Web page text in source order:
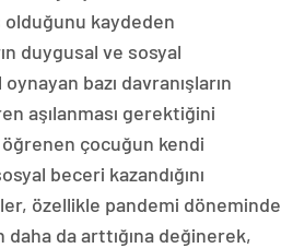
olduğunu kaydeden
duygusal ve sosyal
bazı davranışların
aşılanması gerektiğini
çocuğun kendi
beceri kazandığını
özellikle pandemi döneminde
daha da arttığına değinerek,